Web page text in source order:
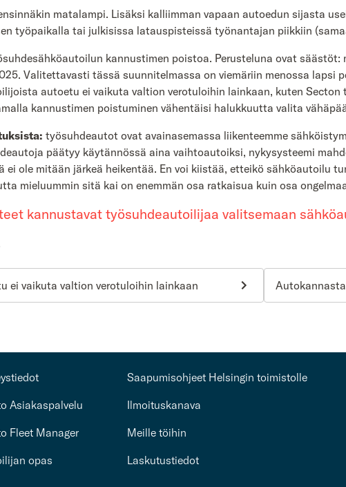
matalampi. Lisäksi kalliimman vapaan autoedun sijasta
työpaikalla tai julkisissa latauspisteissä työnantajan piikkiin
kannustimen poistoa. Perusteluna ovat
Valitettavasti tässä suunnitelmassa on viemäriin menossa lapsi
autoetu ei vaikuta valtion verotuloihin lainkaan, kuten
kannustimen poistuminen vähentäisi halukkuutta valita
työsuhdeautot ovat avainasemassa liikenteemme
päätyy käytännössä aina vaihtoautoiksi, nykysysteemi
ole mitään järkeä heikentää. En voi kiistää, etteikö sähköautoilu
mieluummin sitä kai on enemmän osa ratkaisua kuin osa
kannustavat työsuhdeautoilijaa valitsemaan
ei vaikuta valtion verotuloihin lainkaan
Asiakaspalvelu
Fleet Manager
opas
Saapumisohjeet Helsingin toimistolle
Ilmoituskanava
Meille töihin
Laskutustiedot